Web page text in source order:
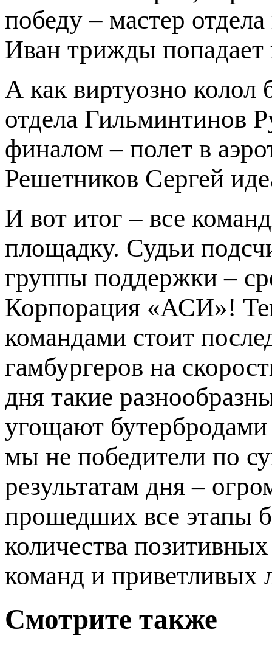
победу – мастер
Иван трижды
А как виртуозно колол
отдела Гильминтинов
финалом – полет в
Решетников Сергей
И вот итог – все
площадку. Судьи
группы поддержки –
Корпорация «АСИ»!
командами стоит
гамбургеров на
дня такие
угощают
мы не победители по
результатам дня –
прошедших все этапы
количества
команд и приветливых
Смотрите также